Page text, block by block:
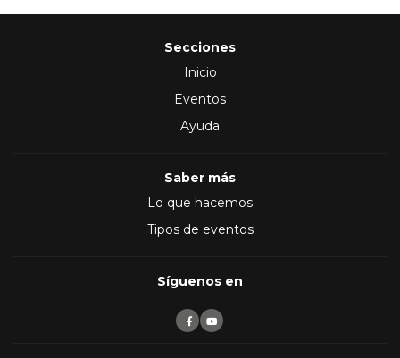
Secciones
Inicio
Eventos
Ayuda
Saber más
Lo que hacemos
Tipos de eventos
Síguenos en